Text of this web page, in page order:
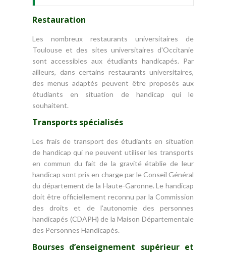
Restauration
Les nombreux restaurants universitaires de
Toulouse et des sites universitaires d'Occitanie
sont accessibles aux étudiants handicapés. Par
ailleurs, dans certains restaurants universitaires,
des menus adaptés peuvent être proposés aux
étudiants en situation de handicap qui le
souhaitent.
Transports spécialisés
Les frais de transport des étudiants en situation
de handicap qui ne peuvent utiliser les transports
en commun du fait de la gravité établie de leur
handicap sont pris en charge par le Conseil Général
du département de la Haute-Garonne. Le handicap
doit être officiellement reconnu par la Commission
des droits et de l'autonomie des personnes
handicapés (CDAPH) de la Maison Départementale
des Personnes Handicapés.
Bourses d’enseignement supérieur et